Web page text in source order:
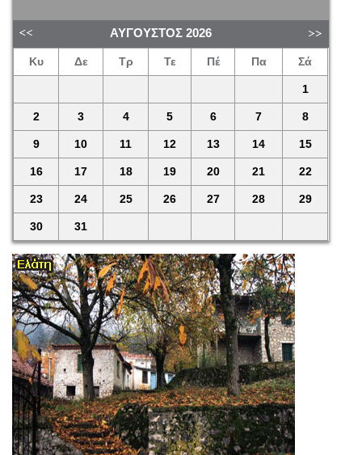
ΑΎΓΟΥΣΤΟΣ 2026
Κυ Δε Τρ Τε Πέ Πα Σά
1
2 3 4 5 6 7 8
9 10 11 12 13 14 15
16 17 18 19 20 21 22
23 24 25 26 27 28 29
30 31